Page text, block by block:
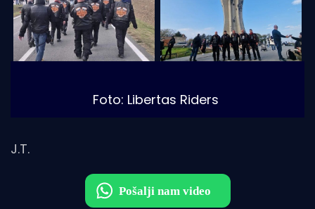
Foto: Libertas Riders
J.T.